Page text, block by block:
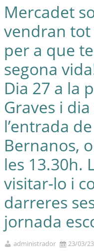
Mercadet
vendran tot
per a que
segona
Dia 27 a la
Graves i
l’entrada
Bernanos,
les 13.30h.
visitar-lo i
darreres
jornada
administrador 23/03/23